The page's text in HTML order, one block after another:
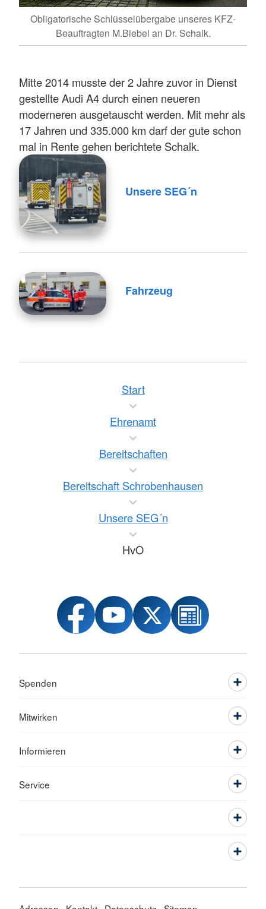
Obligatorische Schlüsselübergabe unseres KFZ-
Beauftragten M.Biebel an Dr. Schalk.
Mitte 2014 musste der 2 Jahre zuvor in Dienst
gestellte Audi A4 durch einen neueren
moderneren ausgetauscht werden. Mit mehr als
17 Jahren und 335.000 km darf der gute schon
mal in Rente gehen berichtete Schalk.
Unsere SEG´n
Fahrzeug
Start
Ehrenamt
Bereitschaften
Bereitschaft Schrobenhausen
Unsere SEG´n
HvO
Spenden
Mitwirken
Informieren
Service